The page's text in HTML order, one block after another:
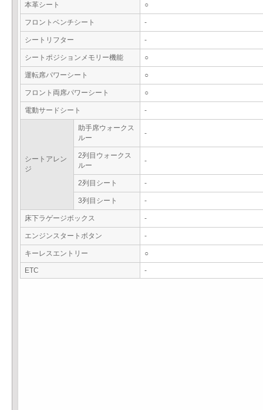
本革シート ○
フロントベンチシート -
シートリフター -
シートポジションメモリー機能 ○
運転席パワーシート ○
フロント両席パワーシート ○
電動サードシート -
シートアレン
ジ
助手席ウォークス
ルー
-
2列目ウォークス
ルー
-
2列目シート -
3列目シート -
床下ラゲージボックス -
エンジンスタートボタン -
キーレスエントリー ○
ETC -